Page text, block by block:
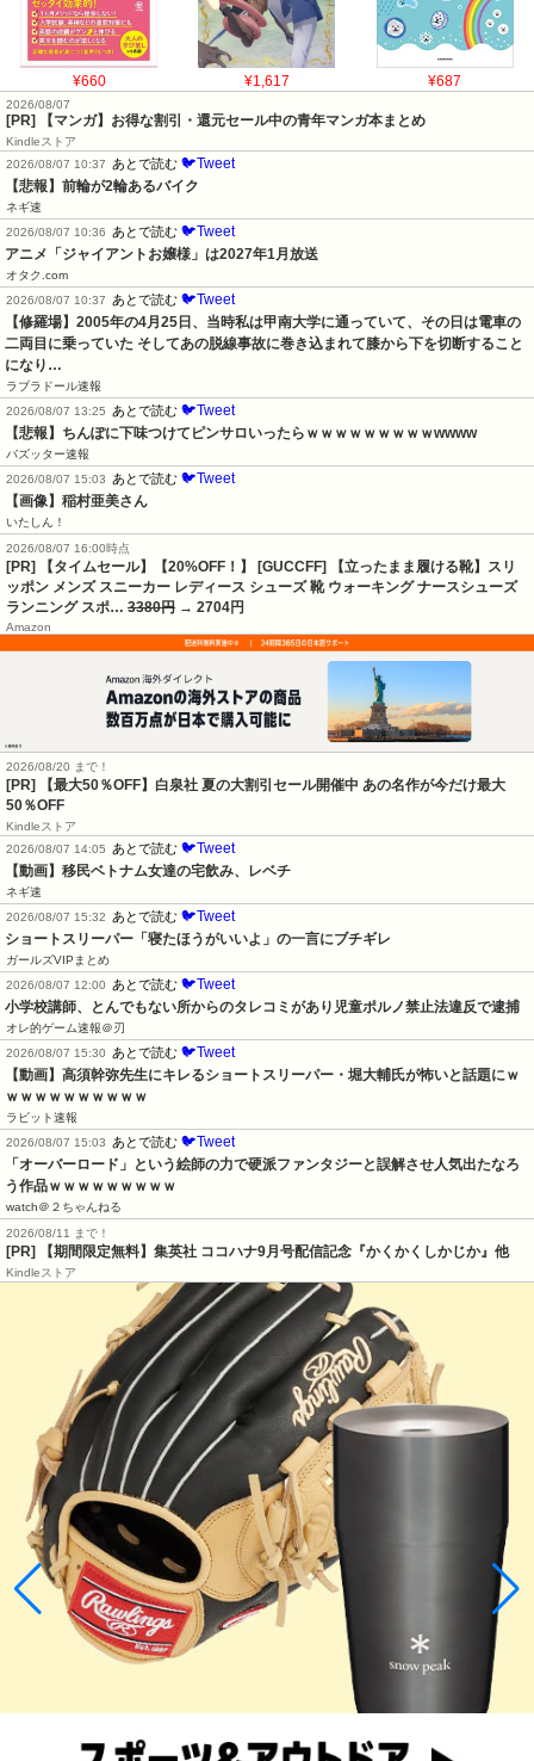
¥660 ¥1,617 ¥687
2026/08/07
[PR] 【マンガ】お得な割引・還元セール中の青年マンガ本まとめ
Kindleストア
2026/08/07 10:37
あとで読む 🐦Tweet
【悲報】前輪が2輪あるバイク
ネギ速
2026/08/07 10:36
あとで読む 🐦Tweet
アニメ「ジャイアントお嬢様」は2027年1月放送
オタク.com
2026/08/07 10:37
あとで読む 🐦Tweet
【修羅場】2005年の4月25日、当時私は甲南大学に通っていて、その日は電車の
二両目に乗っていた そしてあの脱線事故に巻き込まれて膝から下を切断すること
になり…
ラブラドール速報
2026/08/07 13:25
あとで読む 🐦Tweet
【悲報】ちんぽに下味つけてピンサロいったらｗｗｗｗｗｗｗｗｗwwww
バズッター速報
2026/08/07 15:03
あとで読む 🐦Tweet
【画像】稲村亜美さん
いたしん！
2026/08/07 16:00時点
[PR] 【タイムセール】【20%OFF！】 [GUCCFF] 【立ったまま履ける靴】スリ
ッポン メンズ スニーカー レディース シューズ 靴 ウォーキング ナースシューズ
ランニング スポ… 3380円 → 2704円
Amazon
2026/08/20 まで！
[PR]
【最大50％OFF】白泉社 夏の大割引セール開催中 あの名作が今だけ最大
50％OFF
Kindleストア
2026/08/07 14:05
あとで読む 🐦Tweet
【動画】移民ベトナム女達の宅飲み、レベチ
ネギ速
2026/08/07 15:32
あとで読む 🐦Tweet
ショートスリーパー「寝たほうがいいよ」の一言にブチギレ
ガールズVIPまとめ
2026/08/07 12:00
あとで読む 🐦Tweet
小学校講師、とんでもない所からのタレコミがあり児童ポルノ禁止法違反で逮捕
オレ的ゲーム速報＠刃
2026/08/07 15:30
あとで読む 🐦Tweet
【動画】高須幹弥先生にキレるショートスリーパー・堀大輔氏が怖いと話題にｗ
ｗｗｗｗｗｗｗｗｗｗ
ラビット速報
2026/08/07 15:03
あとで読む 🐦Tweet
「オーバーロード」という絵師の力で硬派ファンタジーと誤解させ人気出たなろ
う作品ｗｗｗｗｗｗｗｗｗ
watch＠２ちゃんねる
2026/08/11 まで！
[PR] 【期間限定無料】集英社 ココハナ9月号配信記念『かくかくしかじか』他
Kindleストア